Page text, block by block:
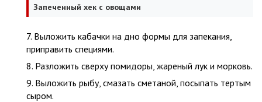
Запеченный хек с овощами
Выложить кабачки на дно формы для запекания,
приправить специями.
Разложить сверху помидоры, жареный лук и морковь.
Выложить рыбу, смазать сметаной, посыпать тертым
сыром.